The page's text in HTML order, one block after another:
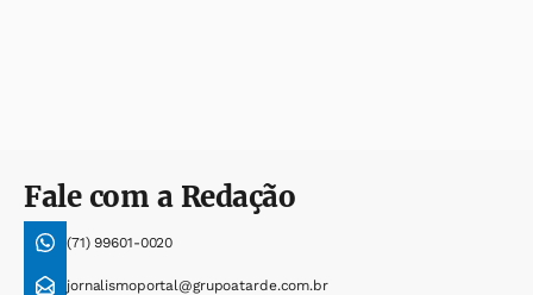
Fale com a Redação
(71) 99601-0020
jornalismoportal@grupoatarde.com.br